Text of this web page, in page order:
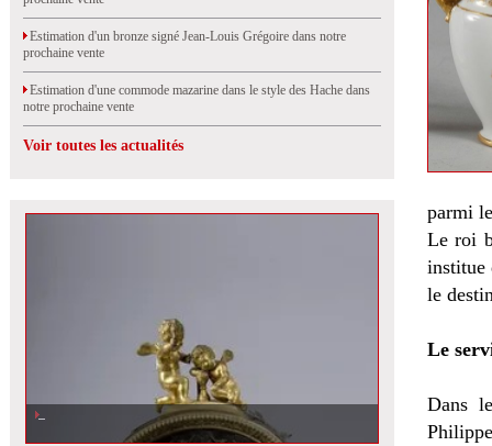
Estimation d'un bronze signé Jean-Louis Grégoire dans notre
prochaine vente
Estimation d'une commode mazarine dans le style des Hache dans
notre prochaine vente
Voir toutes les actualités
Estimation d\'un cartel d\'applique en marqueterie Boulle d\'époque
Régence dans notre prochaine vente aux enchères à Orléans
parmi
Le roi
institue
le
Le
Dans